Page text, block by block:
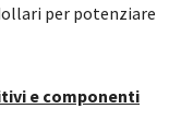
per potenziare
e componenti